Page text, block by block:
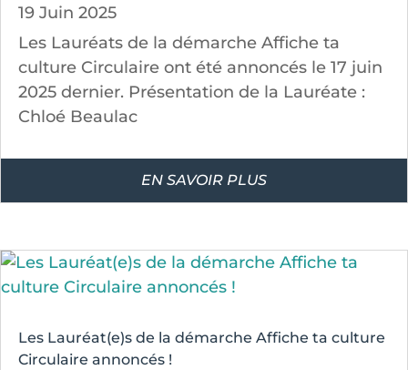
19 Juin 2025
Les Lauréats de la démarche Affiche ta
culture Circulaire ont été annoncés le 17 juin
2025 dernier. Présentation de la Lauréate :
Chloé Beaulac
EN SAVOIR PLUS
Les Lauréat(e)s de la démarche Affiche ta culture
Circulaire annoncés !